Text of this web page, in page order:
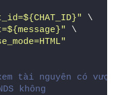
\
\
tài nguyên có vượt
không